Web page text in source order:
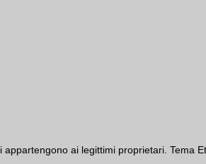
ai legittimi proprietari. Tema